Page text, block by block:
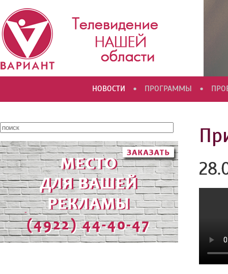
НОВОСТИ • ПРОГРАММЫ •